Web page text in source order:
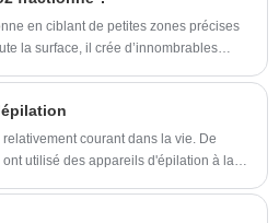
également aux salons, spas et
du monde entier. Des
vente au détail et en gros sont
Chaque année, nous voyageons
parties du monde pour
expositions d'équipements de
nous engageons à apprendre et à
idées avec les fabricants de
en ciblant de petites zones précises
la surface, il crée d’innombrables
courant dans la vie. De
utilisé des appareils d'épilation à la